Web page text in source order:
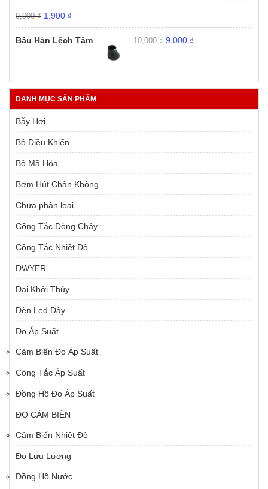
9,000₫ Giá
gốc
9,000 ₫.
1,900 ₫
hiện
tại
Bầu Hàn Lệch Tâm 10,000₫
gốc
9,000 ₫
DANH MỤC SẢN PHẨM
Bẫy Hơi
Bộ Điều Khiển
Bộ Mã Hóa
Bơm Hút Chân Không
Chưa phân loại
Công Tắc Dòng Chảy
Công Tắc Nhiệt Độ
DWYER
Đai Khởi Thủy
Đèn Led Dây
Đo Áp Suất
Cảm Biến Đo Áp Suất
Công Tắc Áp Suất
Đồng Hồ Đo Áp Suất
ĐO CẢM BIẾN
Cảm Biến Nhiệt Độ
Đo Lưu Lượng
Đồng Hồ Nước